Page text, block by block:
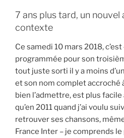
7 ans plus tard, un nouvel
contexte
Ce samedi 10 mars 2018,
programmée pour son
tout juste sorti il y a moins
et son nom complet accroché
bien l’admettre, est plus
qu’en 2011 quand j’ai voulu
retrouver ses chansons,
France Inter – je comprends